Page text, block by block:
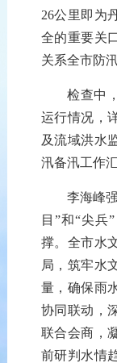
26公里 即 为
全的重要关
关系全市防汛
检查中
运行情况，
及流域洪水
汛备汛工作
李海峰
目”和“尖兵
撑。 全市水
局， 筑牢水
量，确保雨
协同联动，
联合会商 ，
前研判 水情